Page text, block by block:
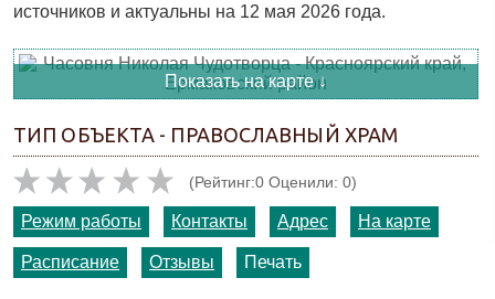
источников и актуальны на 12 мая 2026 года.
Показать на карте ↓
ТИП ОБЪЕКТА - ПРАВОСЛАВНЫЙ ХРАМ
(Рейтинг:0 Оценили: 0)
Режим работы Контакты Адрес На карте
Расписание Отзывы Печать